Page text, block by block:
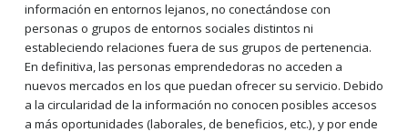
información en entornos lejanos, no conectándose con
personas o grupos de entornos sociales distintos ni
estableciendo relaciones fuera de sus grupos de pertenencia.
En definitiva, las personas emprendedoras no acceden a
nuevos mercados en los que puedan ofrecer su servicio. Debido
a la circularidad de la información no conocen posibles accesos
a más oportunidades (laborales, de beneficios, etc.), y por ende